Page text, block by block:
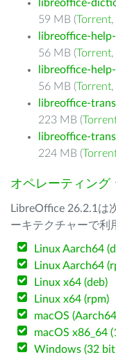
libreoffice-
59 MB (Torrent,
libreoffice-
56 MB (Torrent,
libreoffice-
56 MB (Torrent,
libreoffice-
223 MB (
libreoffice-
224 MB (
オペレーティング
LibreOffice 26.2.1は
ーキテクチャーで利
Linux Aarch64
Linux Aarch64
Linux x64 (deb)
Linux x64 (rpm)
macOS
macOS x86_64
Windows (32